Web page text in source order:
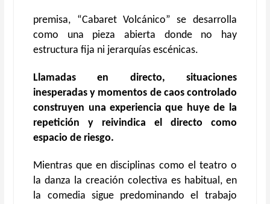
premisa, “Cabaret Volcánico” se desarrolla
como una pieza abierta donde no hay
estructura fija ni jerarquías escénicas.
Llamadas en directo, situaciones
inesperadas y momentos de caos controlado
construyen una experiencia que huye de la
repetición y reivindica el directo como
espacio de riesgo.
Mientras que en disciplinas como el teatro o
la danza la creación colectiva es habitual, en
la comedia sigue predominando el trabajo